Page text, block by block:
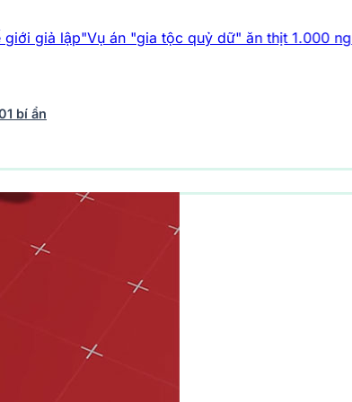
Vụ án "gia tộc quỷ dữ" ăn thịt 1.000 người vô tội
bí ẩn
trụ242 bài viết